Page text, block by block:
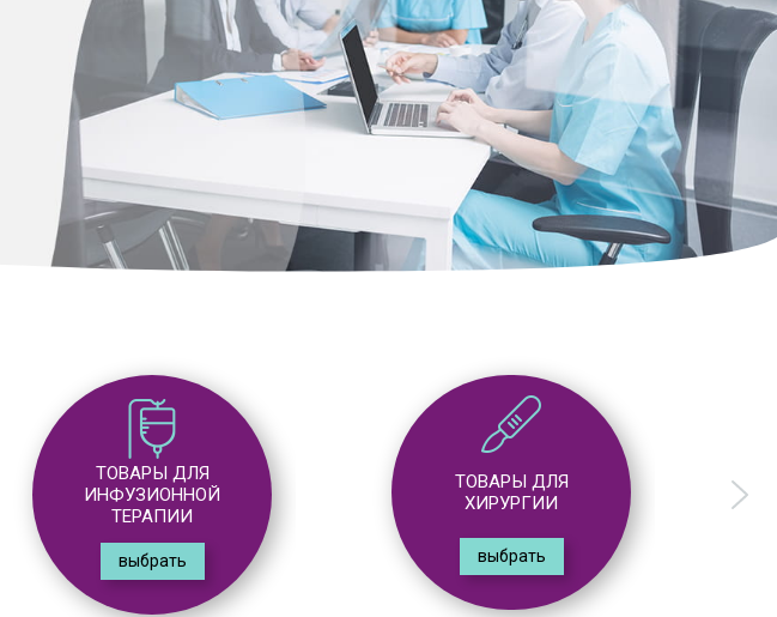
ТОВАРЫ ДЛЯ
ХИРУРГИИ
выбрать
ТОВАРЫ ДЛЯ
ГАСТРОЭНТЕРОЛОГИИ
выбрать